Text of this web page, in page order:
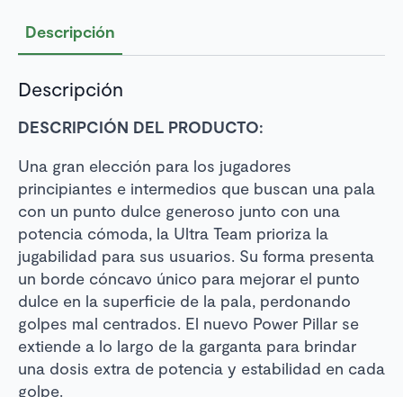
Descripción
Descripción
DESCRIPCIÓN DEL PRODUCTO:
Una gran elección para los jugadores
principiantes e intermedios que buscan una pala
con un punto dulce generoso junto con una
potencia cómoda, la Ultra Team prioriza la
jugabilidad para sus usuarios. Su forma presenta
un borde cóncavo único para mejorar el punto
dulce en la superficie de la pala, perdonando
golpes mal centrados. El nuevo Power Pillar se
extiende a lo largo de la garganta para brindar
una dosis extra de potencia y estabilidad en cada
golpe.